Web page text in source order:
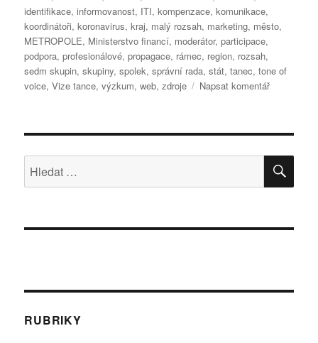
identifikace,informovanost, ITI,kompenzace,komunikace,
koordinátoři,koronavirus,kraj, malý rozsah, marketing, město,
METROPOLE, Ministerstvo financí, moderátor,participace,
podpora,profesionálové,propagace, rámec, region, rozsah,
sedm skupin,skupiny,spolek,správní rada,stát,tanec,tone of
voice,Vize tance,výzkum,web,zdroje Napsat komentářpro
názvem
TANCE
radí
Hledat:
RUBRIKY